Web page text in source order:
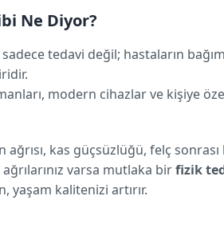
Ne Diyor?
tedavi değil; hastaların
modern cihazlar ve kişiye
kas güçsüzlüğü, felç sonrası
varsa mutlaka birfizik
yaşam kalitenizi artırır.